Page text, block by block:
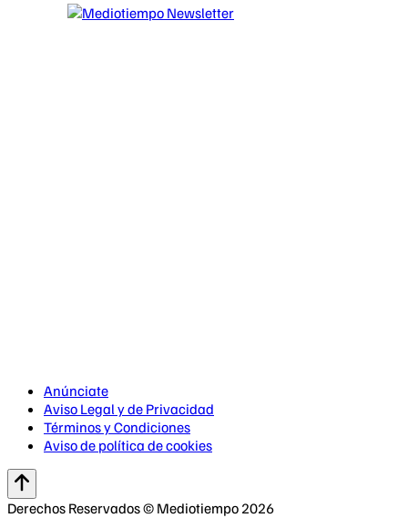
Anúnciate
Aviso Legal y de Privacidad
Términos y Condiciones
Aviso de política de cookies
Derechos Reservados © Mediotiempo 2026